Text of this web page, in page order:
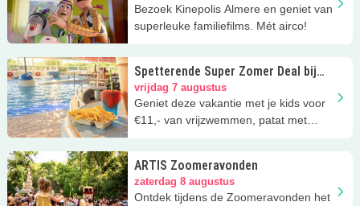
Bezoek Kinepolis Almere en geniet van
superleuke familiefilms. Mét airco!
Spetterende Super Zomer Deal bij
Zwembad De Vrijbuiter!
vrijdag 7 augustus
Geniet deze vakantie met je kids voor
€11,- van vrijzwemmen, patat met
ARTIS Zoomeravonden
zaterdag 8 augustus
Ontdek tijdens de Zoomeravonden het